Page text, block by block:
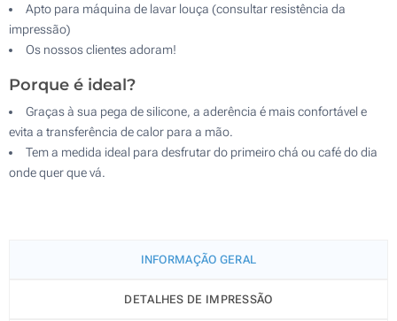
Apto para máquina de lavar louça (consultar resistência da
impressão)
Os nossos clientes adoram!
Porque é ideal?
Graças à sua pega de silicone, a aderência é mais confortável e
evita a transferência de calor para a mão.
Tem a medida ideal para desfrutar do primeiro chá ou café do dia
onde quer que vá.
INFORMAÇÃO GERAL
DETALHES DE IMPRESSÃO